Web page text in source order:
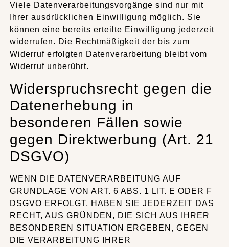
Viele Datenverarbeitungsvorgänge sind nur mit
Ihrer ausdrücklichen Einwilligung möglich. Sie
können eine bereits erteilte Einwilligung jederzeit
widerrufen. Die Rechtmäßigkeit der bis zum
Widerruf erfolgten Datenverarbeitung bleibt vom
Widerruf unberührt.
Widerspruchsrecht gegen die
Datenerhebung in
besonderen Fällen sowie
gegen Direktwerbung (Art. 21
DSGVO)
WENN DIE DATENVERARBEITUNG AUF
GRUNDLAGE VON ART. 6 ABS. 1 LIT. E ODER F
DSGVO ERFOLGT, HABEN SIE JEDERZEIT DAS
RECHT, AUS GRÜNDEN, DIE SICH AUS IHRER
BESONDEREN SITUATION ERGEBEN, GEGEN
DIE VERARBEITUNG IHRER